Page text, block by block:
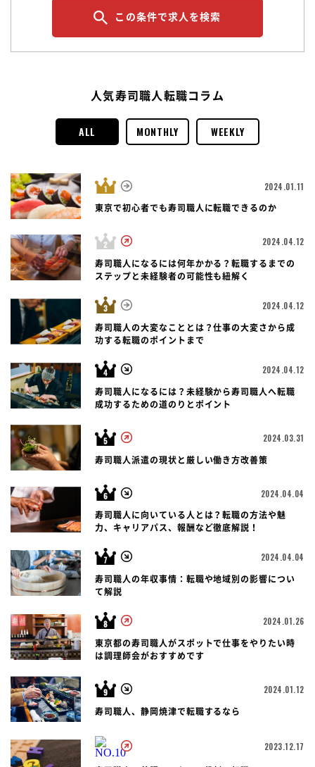
この条件で求人を検索
人気寿司職人転職コラム
ALL MONTHLY WEEKLY
2024.01.11
東京で初心者でも寿司職人に転職できるのか
2024.04.12
寿司職人になるには何年かかる？転職するまでの
ステップと未経験者の可能性も紐解く
2024.04.12
寿司職人の大変なこととは？仕事の大変さから成
功する転職のポイントまで
2024.04.12
寿司職人になるには？未経験から寿司職人へ転職
成功するための道のりとポイント
2024.03.31
寿司職人派遣の現状と厳しい働き方改善策
2024.04.04
寿司職人に向いている人とは？転職の方法や魅
力、キャリアパス、報酬など徹底解説！
2024.04.04
寿司職人の年収事情：転職や地域別の影響につい
て解説
2024.01.26
東京都の寿司職人がスポットで仕事をやりたい時
は調理師会がおすすめです
2024.01.12
寿司職人、静岡焼津で転職するなら
2023.12.17